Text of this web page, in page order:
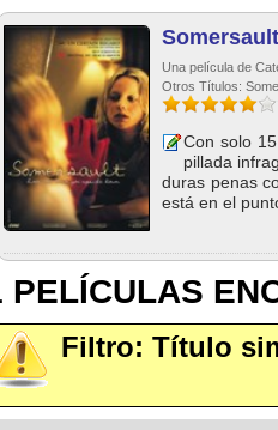
Somersault
Una película de
Otros Títulos:
Con solo
pillada
duras penas
está en el
PELÍCULAS
Filtro: Título